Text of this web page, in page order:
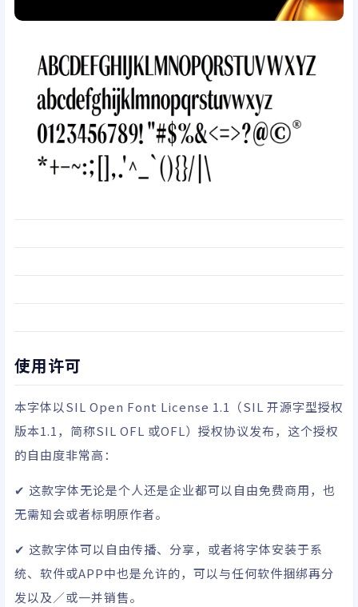
使用许可
本字体以SIL Open Font License 1.1 （SIL 开源字型授权
版本1.1，简称SIL OFL 或OFL）授权协议发布，这个授权
的自由度非常高：
✔ 这款字体无论是个人还是企业都可以自由免费商用，也
无需知会或者标明原作者。
✔ 这款字体可以自由传播、分享，或者将字体安装于系
统、软件或APP中也是允许的，可以与任何软件捆绑再分
发以及／或一并销售。